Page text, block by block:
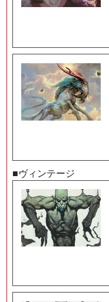
■ヴィンテージ